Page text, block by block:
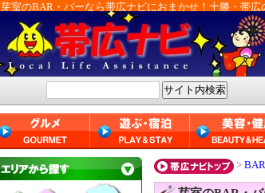
芽室のBAR・バーなら帯広ナビにおまかせ！十勝・帯広
>